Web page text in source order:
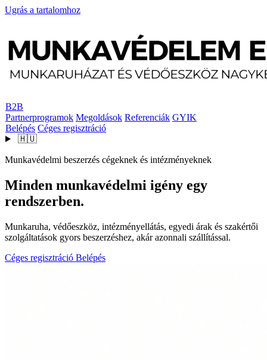
Ugrás a tartalomhoz
B2B
Partnerprogramok Megoldások Referenciák GYIK
Belépés Céges regisztráció
🇭🇺
Munkavédelmi beszerzés cégeknek és intézményeknek
Minden munkavédelmi igény egy
rendszerben.
Munkaruha, védőeszköz, intézményellátás, egyedi árak és szakértői
szolgáltatások gyors beszerzéshez, akár azonnali szállítással.
Céges regisztráció Belépés